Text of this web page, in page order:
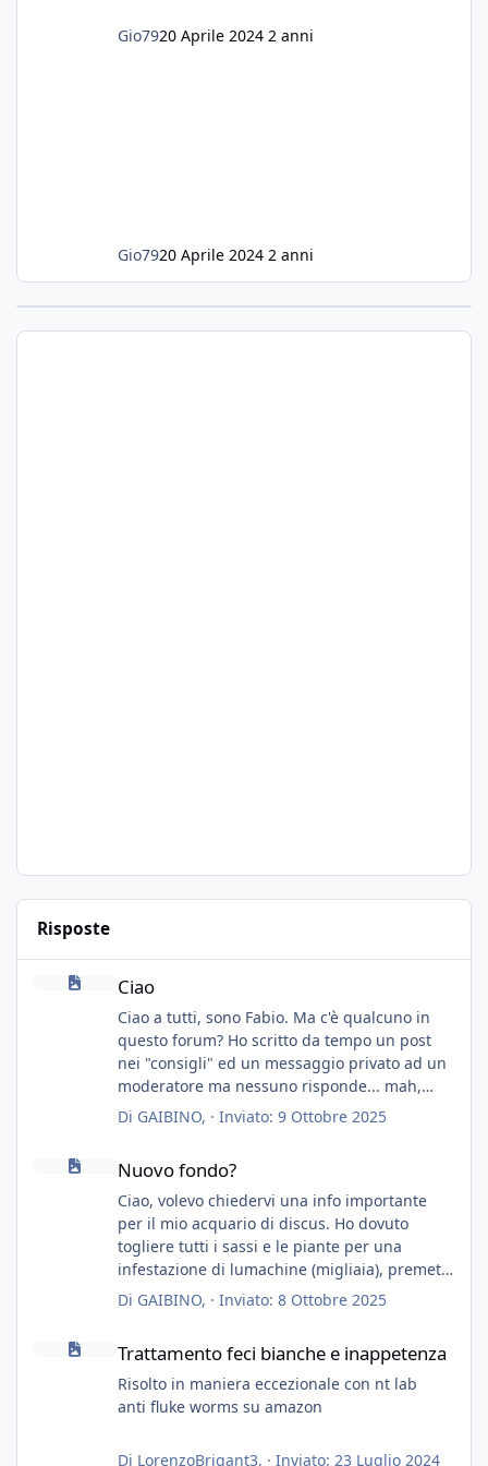
Gio7920 Aprile 2024 2 anni
Gio7920 Aprile 2024 2 anni
Risposte
Ciao
Ciao a tutti, sono Fabio. Ma c'è qualcuno in
questo forum? Ho scritto da tempo un post
nei "consigli" ed un messaggio privato ad un
moderatore ma nessuno risponde... mah,
chissà... speravo in un consiglio...
Di GAIBINO, · Inviato: 9 Ottobre 2025
Nuovo fondo?
Ciao, volevo chiedervi una info importante
per il mio acquario di discus. Ho dovuto
togliere tutti i sassi e le piante per una
infestazione di lumachine (migliaia), premetto
che ho 3 discus, 8 coridoras, e una ventina di
cardinali, e tre pulitori in una vasca con 200
Ho già tolto migliaia di lumachine e non
esagero.
Ora vorrei togliere tutto il fondo che ho, scuro
che fatico a togliere senza rimuovere il fondo.
Di GAIBINO, · Inviato: 8 Ottobre 2025
Trattamento feci bianche e inappetenza
Risolto in maniera eccezionale con nt lab
anti fluke worms su amazon
Di LorenzoBrigant3, · Inviato: 23 Luglio 2024